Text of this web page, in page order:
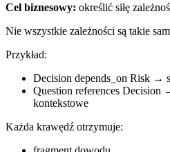
Cel biznesowy: określić siłę
Nie wszystkie zależności są takie
Przykład:
Decision depends_on Risk →
Question references Decision
kontekstowe
Każda krawędź otrzymuje: